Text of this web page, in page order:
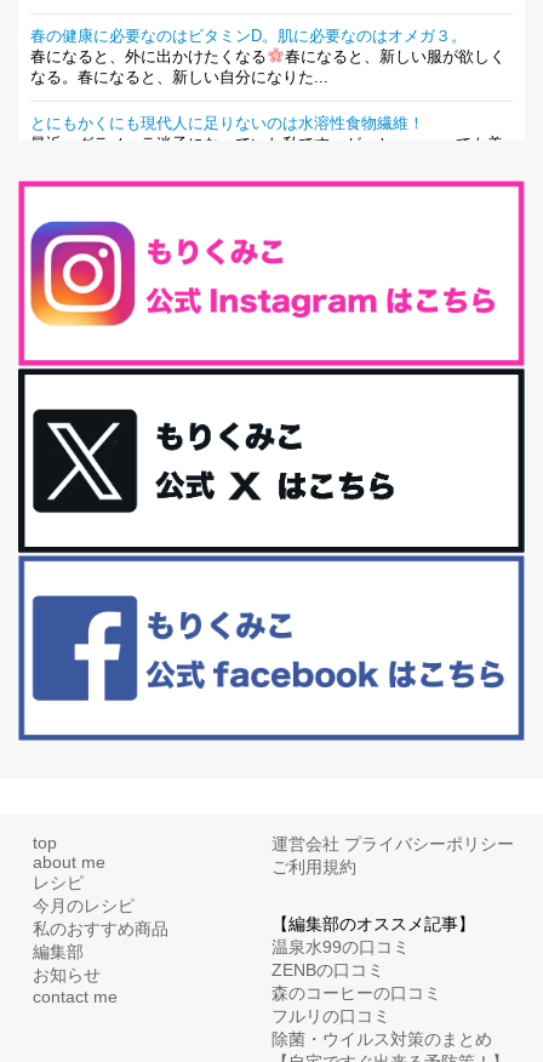
春の健康に必要なのはビタミンD。肌に必要なのはオメガ３。
春になると、外に出かけたくなる
春になると、新しい服が欲しく
なる。春になると、新しい自分になりた...
とにもかくにも現代人に足りないのは水溶性食物繊維！
最近、グラノーラ迷子になっていた私です。が、と〜〜〜っても美
腸内環境を整えることは、健康維持の中でいっちばん大事！だと私
は思っています。 ヒトの免...
iHerb特大セール終了間近！みんな何買う？
最近お風呂上がりの炭酸水をシリカシリカにしているんだけど確か
今回は、最近毎回定期的に購入している「楽天ふるさと納税」の返
礼品トップ５を紹介します。今までいろ...
更年期を穏やかに乗りきるために今できる５つのこと。
アラフィフからの体と心の整え方。 私も気づけばアラフィフ、これ
といった更年期症状はまだ...
白髪・美容・免疫力、現代人に足りないのは海藻！
リーブオイルorごま油をたらす。&n...
top
about me
レシピ
今月のレシピ
私のおすすめ商品
編集部
お知らせ
contact me
運営会社 プライバシーポリシー
ご利用規約
【編集部のオススメ記事】
温泉水99の口コミ
ZENBの口コミ
森のコーヒーの口コミ
フルリの口コミ
除菌・ウイルス対策のまとめ